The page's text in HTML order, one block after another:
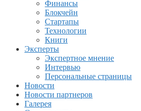
Финансы
Блокчейн
Стартапы
Технологии
Книги
Эксперты
Экспертное мнение
Интервью
Персональные страницы
Новости
Новости партнеров
Галерея